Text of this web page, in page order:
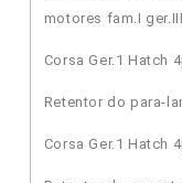
motores fam.I
Corsa Ger.1 Hatch
Retentor do para-
Corsa Ger.1 Hatch